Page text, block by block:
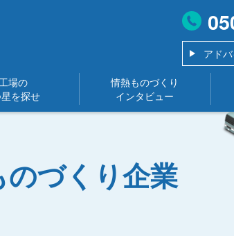
アド
工場の
を探せ
情熱ものづくり
インタビュー
のづくり企業